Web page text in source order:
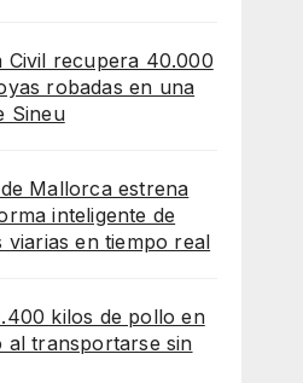
Civil recupera 40.000
robadas en una
Sineu
Mallorca estrena
inteligente de
viarias en tiempo real
kilos de pollo en
al transportarse sin